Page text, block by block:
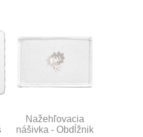
Nažehľovacia
nášivka - Obdĺžnik